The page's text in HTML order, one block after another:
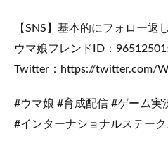
【SNS】基本的にフォロー返
ウマ娘フレンドID：
Twitter：https://twitter.com/
#ウマ娘 #育成配信 #ゲーム実
#インターナショナルステー